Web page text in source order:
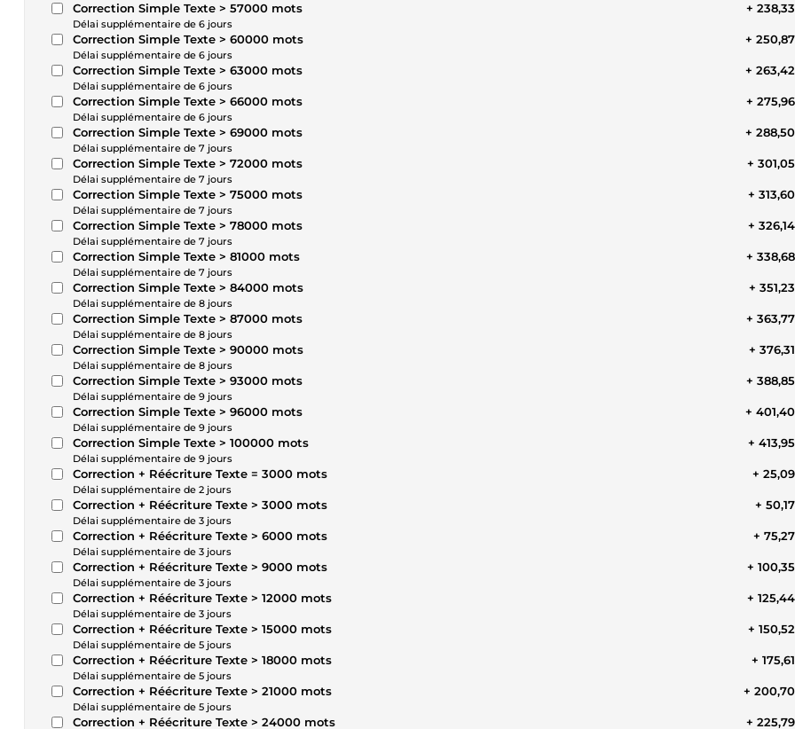
Correction Simple Texte > 57000 mots
Délai supplémentaire de 6 jours
+
Correction Simple Texte > 60000 mots
Délai supplémentaire de 6 jours
+
Correction Simple Texte > 63000 mots
Délai supplémentaire de 6 jours
+
Correction Simple Texte > 66000 mots
Délai supplémentaire de 6 jours
+
Correction Simple Texte > 69000 mots
Délai supplémentaire de 7 jours
+
Correction Simple Texte > 72000 mots
Délai supplémentaire de 7 jours
+
Correction Simple Texte > 75000 mots
Délai supplémentaire de 7 jours
+
Correction Simple Texte > 78000 mots
Délai supplémentaire de 7 jours
+
Correction Simple Texte > 81000 mots
Délai supplémentaire de 7 jours
+
Correction Simple Texte > 84000 mots
Délai supplémentaire de 8 jours
+
Correction Simple Texte > 87000 mots
Délai supplémentaire de 8 jours
+
Correction Simple Texte > 90000 mots
Délai supplémentaire de 8 jours
+
Correction Simple Texte > 93000 mots
Délai supplémentaire de 9 jours
+
Correction Simple Texte > 96000 mots
Délai supplémentaire de 9 jours
+
Correction Simple Texte > 100000 mots
Délai supplémentaire de 9 jours
+
Correction + Réécriture Texte = 3000 mots
Délai supplémentaire de 2 jours
+
Correction + Réécriture Texte > 3000 mots
Délai supplémentaire de 3 jours
+
Correction + Réécriture Texte > 6000 mots
Délai supplémentaire de 3 jours
+
Correction + Réécriture Texte > 9000 mots
Délai supplémentaire de 3 jours
+
Correction + Réécriture Texte > 12000 mots
Délai supplémentaire de 3 jours
+
Correction + Réécriture Texte > 15000 mots
Délai supplémentaire de 5 jours
+
Correction + Réécriture Texte > 18000 mots
Délai supplémentaire de 5 jours
+
Correction + Réécriture Texte > 21000 mots
Délai supplémentaire de 5 jours
+
Correction + Réécriture Texte > 24000 mots +